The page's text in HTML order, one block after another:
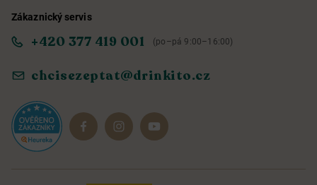
Obchodní podmínky
Ochrana osobních údajů
Reklamace a vrácení
Informace o přístupnosti služby
Dárkové sady
Zákaznický servis
+420 377 419 001 (po–pá 9:00–16:00)
chcisezeptat@drinkito.cz